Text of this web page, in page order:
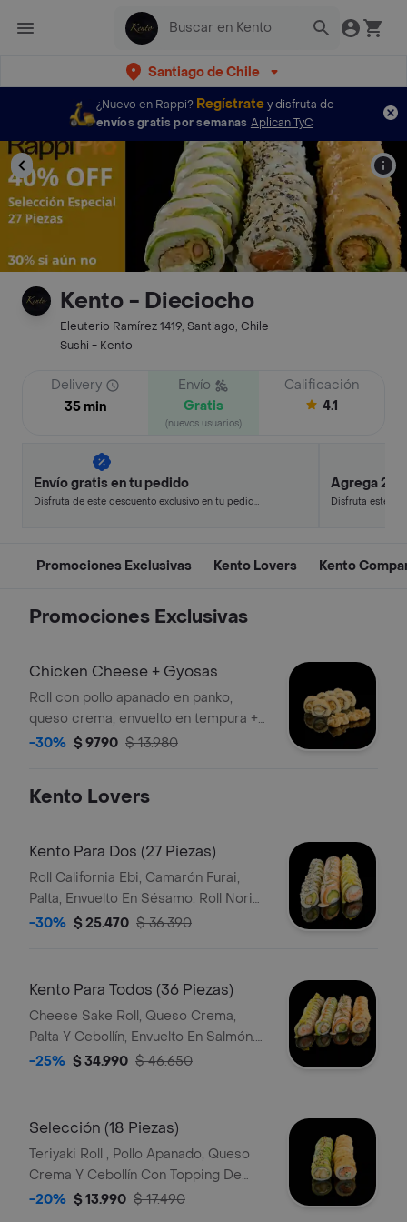
Santiago de Chile
¿Nuevo en Rappi? Regístratey disfruta de
envíos gratis por semanas Aplican TyC
Kento - Dieciocho
Eleuterio Ramírez 1419, Santiago, Chile
Sushi - Kento
Delivery
35 min
Envío
Gratis
(nuevos usuarios)
Calificación
4.1
Envío gratis en tu pedido
Disfruta de este descuento exclusivo en tu pedido
Agrega 2,
Disfruta este
Promociones Exclusivas Kento Lovers Kento
Promociones Exclusivas
Chicken Cheese + Gyosas
Roll con pollo apanado en panko,
queso crema, envuelto en tempura +
gyosas a elección
-30% $ 9790 $ 13.980
Kento Lovers
Kento Para Dos (27 Piezas)
Roll California Ebi, Camarón Furai,
Palta, Envuelto En Sésamo. Roll Nori
Tempura, Camarón, Salmón, Queso
Cheese Sake Roll, Queso Crema,
Palta, Cebollín, Envuelto En Salmón,
Cubierto Con Salsa Acevichada Y
Topping De Nori.
-30% $ 25.470 $ 36.390
Kento Para Todos (36 Piezas)
Cheese Sake Roll, Queso Crema,
Palta Y Cebollín, Envuelto En Salmón.
Cubierto Con Salsa Acevichada Y
Queso Crema, Cebollín, Envuelto En
Palta. Cubierto Con Salsa Acevichada.
Roll Nori Tempura, Camarón, Salmón,
Queso Crema, Envuelto En Nori
Apanado Con Topping De Mayo Palta
-25% $ 34.990 $ 46.650
Selección (18 Piezas)
Teriyaki Roll , Pollo Apanado, Queso
Crema Y Cebollín Con Topping De
Quinoa Crocante Y Salsa Teriyaki
-20% $ 13.990 $ 17.490